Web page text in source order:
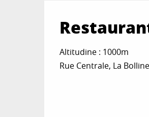
Altitudine : 1000m
Rue Centrale, La